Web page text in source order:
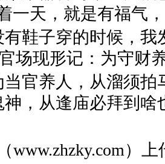
一天，就是有福气
有鞋子穿的时候，我
场现形记：为守财
当官养人，从溜须拍
神，从逢庙必拜到啥
www.zhzky.com）上